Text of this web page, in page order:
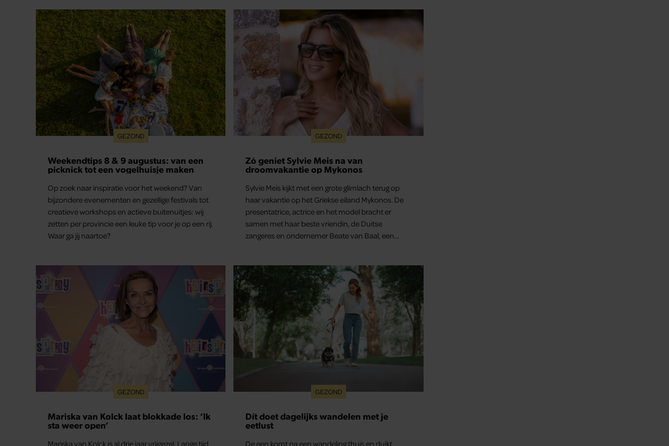
GEZOND
Weekendtips 8 & 9 augustus: van een
picknick tot een vogelhuisje maken
Op zoek naar inspiratie voor het weekend? Van
bijzondere evenementen en gezellige festivals tot
creatieve workshops en actieve buitenuitjes: wij
zetten per provincie een leuke tip voor je op een rij.
Waar ga jij naartoe?
GEZOND
Zó geniet Sylvie Meis na van
droomvakantie op Mykonos
Sylvie Meis kijkt met een grote glimlach terug op
haar vakantie op het Griekse eiland Mykonos. De
presentatrice, actrice en het model bracht er
samen met haar beste vriendin, de Duitse
zangeres en ondernemer Beate van Baal, een
bestemming én vertelt ze hoe bijzonder de reis
voor haar is geweest.
GEZOND
Mariska van Kolck laat blokkade los: ‘Ik
sta weer open’
Mariska van Kolck is al drie jaar vrijgezel. Lange tijd
GEZOND
Dít doet dagelijks wandelen met je
eetlust
De een komt na een wandeling thuis en duikt